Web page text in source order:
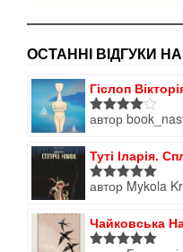
ОСТАННІ ВІДГУКИ
Гіслоп
Оцінено
автор
Туті Іларія.
Оцінено в
автор Mykola
Чайковська